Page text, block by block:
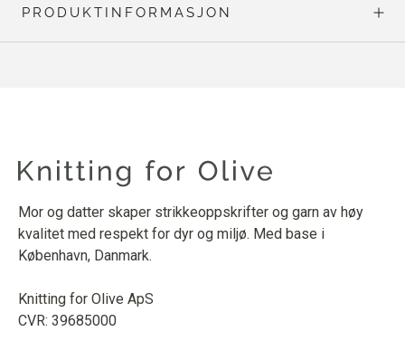
PRODUKTINFORMASJON
Mor og datter skaper strikkeoppskrifter og garn av høy
kvalitet med respekt for dyr og miljø. Med base i
København, Danmark.
Knitting for Olive ApS
CVR: 39685000